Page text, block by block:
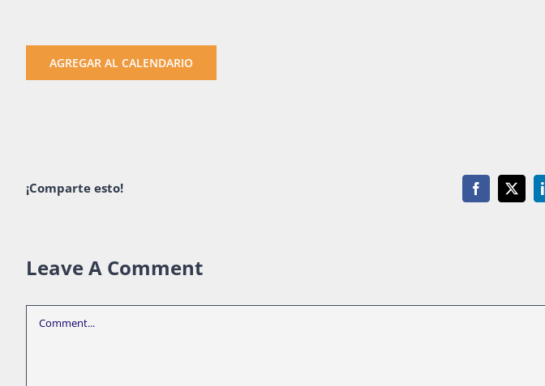
AGREGAR AL CALENDARIO
¡Comparte esto! Facebook
X
Leave A Comment
Comment